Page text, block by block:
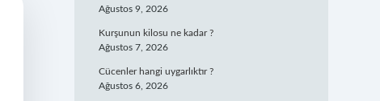
Ağustos 9, 2026
Kurşunun kilosu ne kadar ?
Ağustos 7, 2026
Cücenler hangi uygarlıktır ?
Ağustos 6, 2026